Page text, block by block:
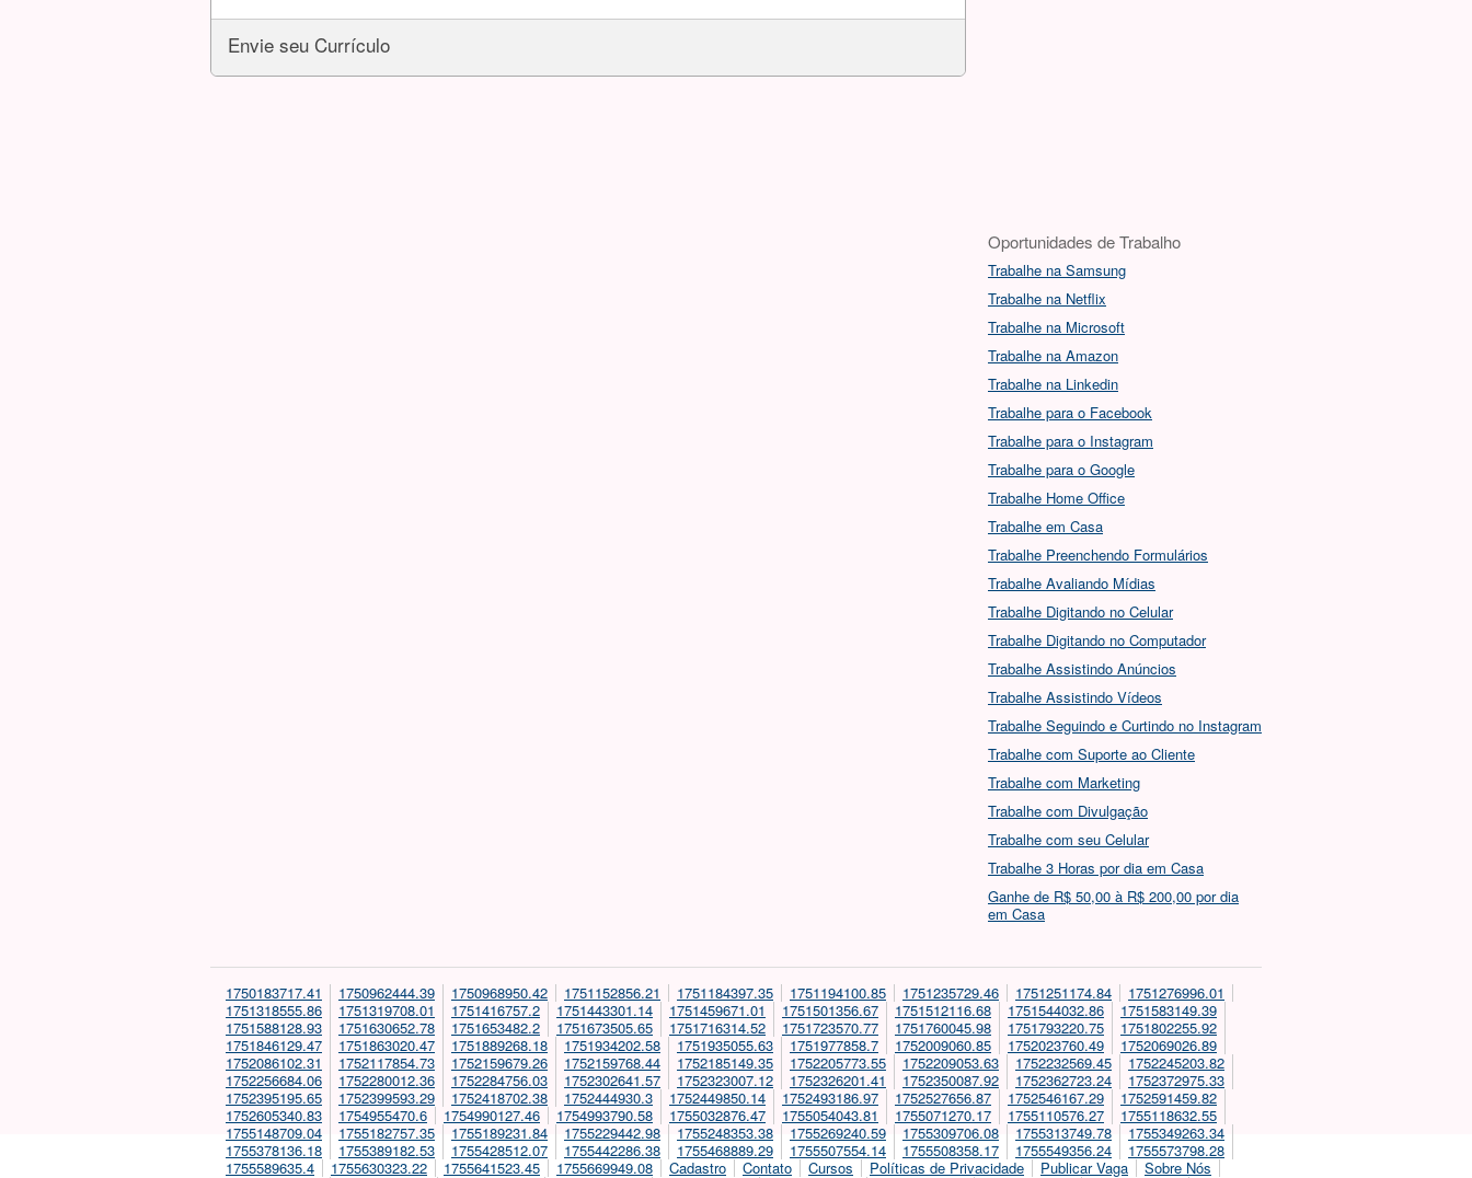
Envie seu Currículo
Oportunidades de Trabalho
Trabalhe na Samsung
Trabalhe na Netflix
Trabalhe na Microsoft
Trabalhe na Amazon
Trabalhe na Linkedin
Trabalhe para o Facebook
Trabalhe para o Instagram
Trabalhe para o Google
Trabalhe Home Office
Trabalhe em Casa
Trabalhe Preenchendo Formulários
Trabalhe Avaliando Mídias
Trabalhe Digitando no Celular
Trabalhe Digitando no Computador
Trabalhe Assistindo Anúncios
Trabalhe Assistindo Vídeos
Trabalhe Seguindo e Curtindo no Instagram
Trabalhe com Suporte ao Cliente
Trabalhe com Marketing
Trabalhe com Divulgação
Trabalhe com seu Celular
Trabalhe 3 Horas por dia em Casa
Ganhe de R$ 50,00 à R$ 200,00 por dia
em Casa
1750183717.41 1750962444.39 1750968950.42 1751152856.21 1751184397.35 1751194100.85 1751235729.46 1751251174.84
1751276996.01
1751318555.86
1751319708.01 1751416757.2 1751443301.14 1751459671.01 1751501356.67 1751512116.68 1751544032.86
1751583149.39
1751588128.93
1751630652.78 1751653482.2 1751673505.65 1751716314.52 1751723570.77 1751760045.98 1751793220.75
1751802255.92
1751846129.47
1751863020.47 1751889268.18 1751934202.58 1751935055.63 1751977858.7 1752009060.85 1752023760.49
1752069026.89
1752086102.31
1752117854.73 1752159679.26 1752159768.44 1752185149.35 1752205773.55 1752209053.63 1752232569.45
1752245203.82
1752256684.06
1752280012.36 1752284756.03 1752302641.57 1752323007.12 1752326201.41 1752350087.92 1752362723.24
1752372975.33
1752395195.65
1752399593.29 1752418702.38 1752444930.3 1752449850.14 1752493186.97 1752527656.87 1752546167.29
1752591459.82
1752605340.83
1754955470.6 1754990127.46 1754993790.58 1755032876.47 1755054043.81 1755071270.17 1755110576.27
1755118632.55
1755148709.04
1755182757.35 1755189231.84 1755229442.98 1755248353.38 1755269240.59 1755309706.08 1755313749.78
1755349263.34
1755378136.18
1755389182.53 1755428512.07 1755442286.38 1755468889.29 1755507554.14 1755508358.17 1755549356.24
1755573798.28
1755589635.4
1755630323.22 1755641523.45 1755669949.08 Cadastro Contato Cursos Políticas de Privacidade Publicar Vaga
Sobre Nós